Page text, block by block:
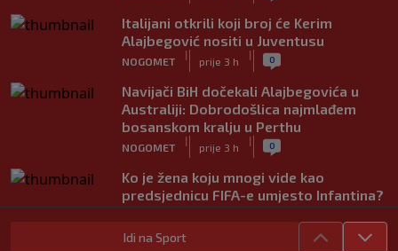
Italijani otkrili koji broj će Kerim
Alajbegović nositi u Juventusu
NOGOMET
|
prije 3 h
| 0
Navijači BiH dočekali Alajbegovića u
Australiji: Dobrodošlica najmlađem
bosanskom kralju u Perthu
NOGOMET
|
prije 3 h
| 0
Ko je žena koju mnogi vide kao
predsjednicu FIFA-e umjesto Infantina?
Uskoro mi mogla promijeniti svjetski
nogomet
|
Idi na Sport